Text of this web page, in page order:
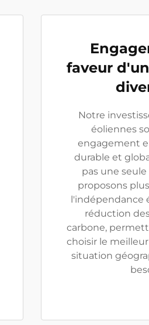
faveur
Notre
éoliennes
engagement
durable et
pas une
proposons
l'indépendance
réduction
carbone,
choisir le
situation